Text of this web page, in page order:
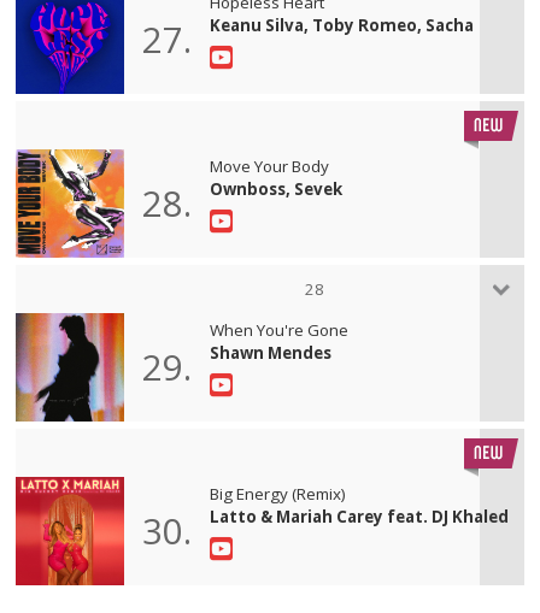
27.
Keanu Silva, Toby Romeo, Sacha
28.
Move Your Body
Ownboss, Sevek
28
29.
When You're Gone
Shawn Mendes
30.
Big Energy (Remix)
Latto & Mariah Carey feat. DJ Khaled